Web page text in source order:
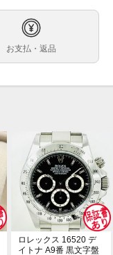
の計測です。
ビリーブレス が入荷し
ースにスレートローマ
っております。お探しの
ので、売り切れの際はご
の有無のご確認をお勧め
お支払・返品
ロレックス 16520 デ
イトナ A9番 黒文字盤